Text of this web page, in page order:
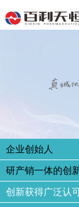
企业创始人
研产销一体的创
创新获得广泛认